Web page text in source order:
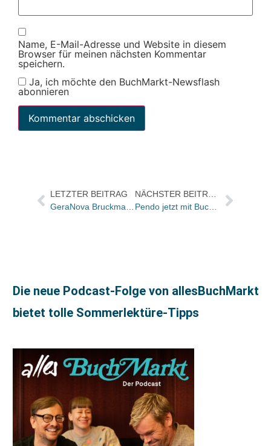
Name, E-Mail-Adresse und Website in diesem
Browser für meinen nächsten Kommentar
speichern.
Ja, ich möchte den BuchMarkt-Newsflash
abonnieren
LETZTER BEITRAG
Die neue Podcast-Folge von allesBuchMarkt
bietet tolle Sommerlektüre-Tipps